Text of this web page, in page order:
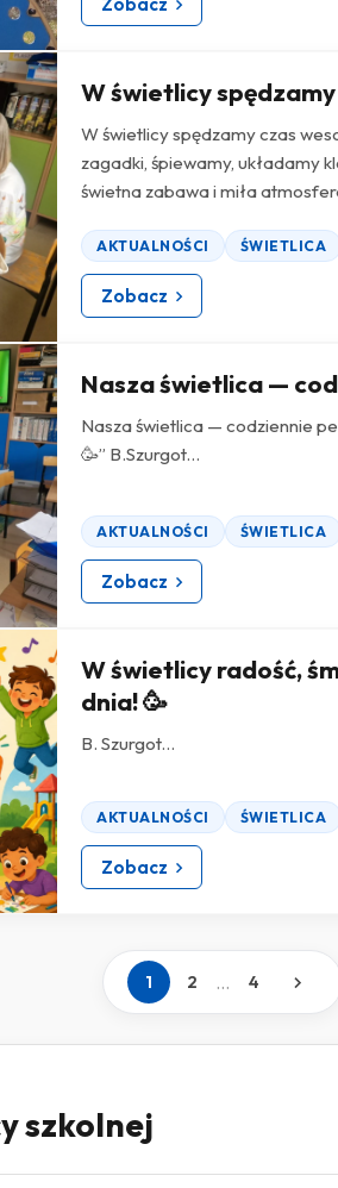
W świetlicy
W świetlicy spędzamy czas
zagadki, śpiewamy, układamy
świetna zabawa i miła
AKTUALNOŚCI ŚWIETLICA
Zobacz
Nasza świetlica —
Nasza świetlica — codziennie
🥳” B.Szurgot...
AKTUALNOŚCI ŚWIETLICA
Zobacz
W świetlicy radość,
dnia! 🥳
B. Szurgot...
AKTUALNOŚCI ŚWIETLICA
Zobacz
1 2 ... 4
szkolnej